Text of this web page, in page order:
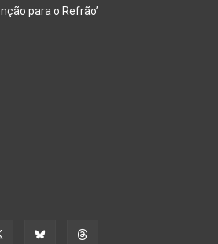
para o Refrão’